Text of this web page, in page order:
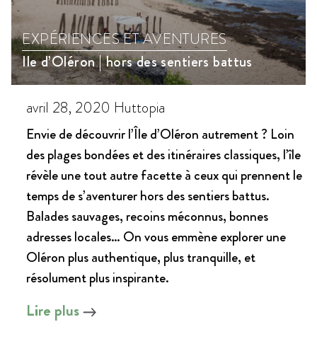
EXPÉRIENCES ET AVENTURES
Ile d’Oléron | hors des sentiers battus
avril 28, 2020 Huttopia
Envie de découvrir l’Île d’Oléron autrement ? Loin
des plages bondées et des itinéraires classiques, l’île
révèle une tout autre facette à ceux qui prennent le
temps de s’aventurer hors des sentiers battus.
Balades sauvages, recoins méconnus, bonnes
adresses locales… On vous emmène explorer une
Oléron plus authentique, plus tranquille, et
résolument plus inspirante.
Lire plus